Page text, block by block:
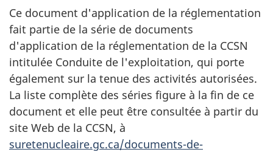
Ce document d'application de la réglementation
fait partie de la série de documents
d'application de la réglementation de la CCSN
intitulée Conduite de l'exploitation, qui porte
également sur la tenue des activités autorisées.
La liste complète des séries figure à la fin de ce
document et elle peut être consultée à partir du
site Web de la CCSN, à
suretenucleaire.gc.ca/documents-de-